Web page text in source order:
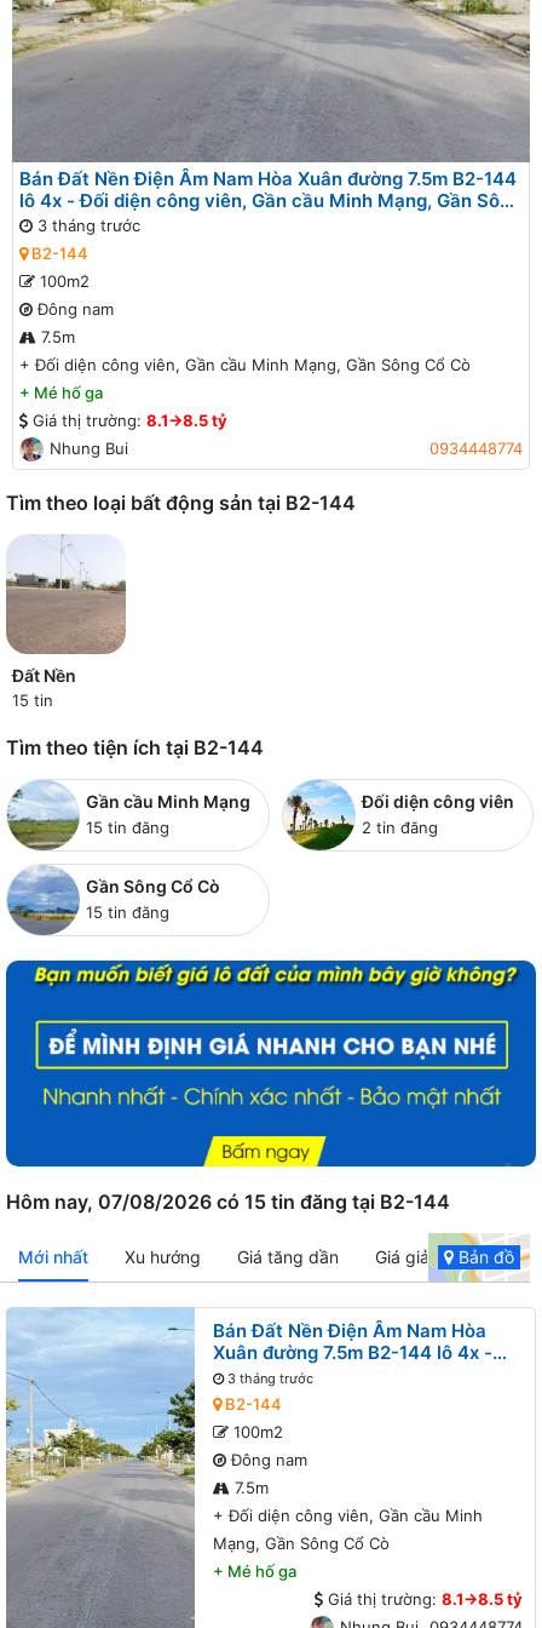
Bán Đất Nền Điện Âm Nam Hòa Xuân đường 7.5m B2-144
lô 4x - Đối diện công viên, Gần cầu Minh Mạng, Gần Sông
Cổ Cò
3 tháng trước
B2-144
100m2
Đông nam
7.5m
+Đối diện công viên, Gần cầu Minh Mạng, Gần Sông Cổ Cò
+ Mé hố ga
Giá thị trường: 8.1->8.5 tỷ
Nhung Bui
0934448774
Tìm theo loại bất động sản tại B2-144
Đất Nền
15 tin
Tìm theo tiện ích tại B2-144
Gần cầu Minh Mạng
15 tin đăng
Gần Sông Cổ Cò
15 tin đăng
Đối diện công viên
2 tin đăng
Hôm nay, 07/08/2026 có 15 tin đăng tại B2-144
Mới nhất Xu hướng Giá tăng dần Giá giảm dầnBản đồ
Bán Đất Nền Điện Âm Nam Hòa
Xuân đường 7.5m B2-144 lô 4x -
Đối diện công viên, Gần cầu Minh
Mạng, Gần Sông Cổ Cò
3 tháng trước
B2-144
100m2
Đông nam
7.5m
+Đối diện công viên, Gần cầu Minh
Mạng, Gần Sông Cổ Cò
+ Mé hố ga
Giá thị trường: 8.1->8.5 tỷ